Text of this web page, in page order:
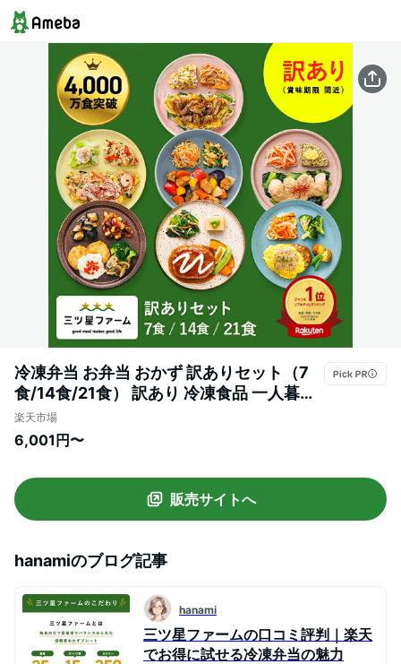
冷凍弁当 お弁当 おかず 訳ありセット（7
食/14食/21食） 訳あり 冷凍食品 一人暮ら
し カロリー 健康 簡単 時短調理 減塩 栄養
送料無料 お弁当 冷凍食品 おかず 一人暮ら
弁当 低糖質
楽天市場
6,001円〜
販売サイトへ
hanamiのブログ記事
hanami
三ツ星ファームの口コミ評判｜楽天
でお得に試せる冷凍弁当の魅力